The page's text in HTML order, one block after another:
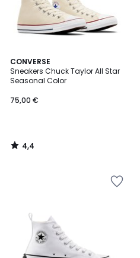
CONVERSE
Sneakers Chuck Taylor All Star
Seasonal Color
75,00 €
4,4
/ 5
4,4
/